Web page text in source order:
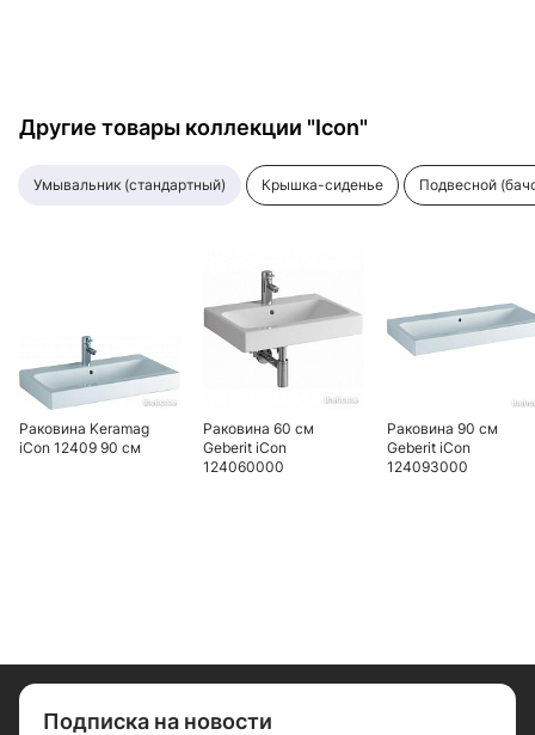
Другие товары коллекции "Icon"
умывальник (стандартный) крышка-сиденье подвесной
Раковина Keramag
iCon 12409 90 см
Раковина 60 см
Geberit iCon
124060000
Раковина 90 см
Geberit iCon
124093000
Подписка на новости